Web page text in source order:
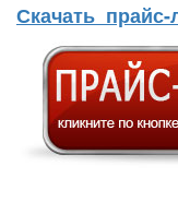
Скачать прайс-